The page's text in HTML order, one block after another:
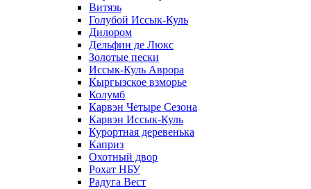
Витязь
Голубой Иссык-Куль
Дилором
Дельфин де Люкс
Золотые пески
Иссык-Куль Аврора
Кыргызское взморье
Колумб
Карвэн Четыре Сезона
Карвэн Иссык-Куль
Курортная деревенька
Каприз
Охотный двор
Рохат НБУ
Радуга Вест